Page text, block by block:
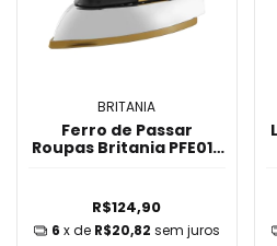
BRITANIA
Ferro de Passar
Roupas Britania PFE01P
R$124,90
6 x de R$20,82 sem juros